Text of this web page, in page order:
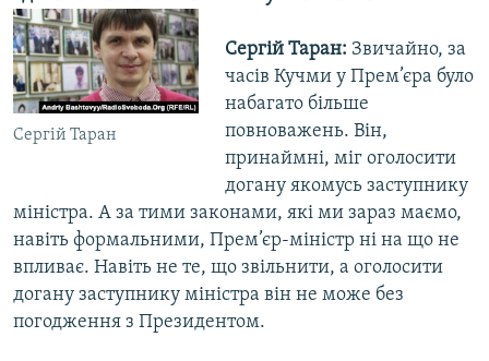
Сергій Таран
Сергій Таран: Звичайно, за
часів Кучми у Прем’єра було
набагато більше
повноважень. Він,
принаймні, міг оголосити
догану якомусь заступнику
міністра. А за тими законами, які ми зараз маємо,
навіть формальними, Прем’єр-міністр ні на що не
впливає. Навіть не те, що звільнити, а оголосити
догану заступнику міністра він не може без
погодження з Президентом.